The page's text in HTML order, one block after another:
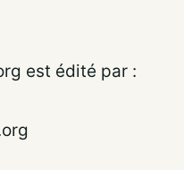
est édité par :